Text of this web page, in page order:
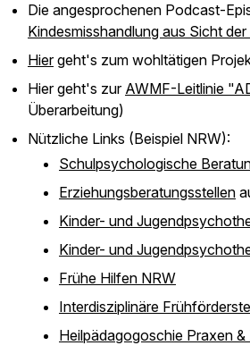
Die angesprochenen Podcast-
Kindesmisshandlung aus Sicht
Hiergeht's zum wohltätigen
Hier geht's zur AWMF-Leitlinie
Überarbeitung)
Nützliche Links (Beispiel NRW):
Schulpsychologische
Erziehungsberatungsstellen
Kinder- und
Kinder- und
Frühe Hilfen NRW
Interdisziplinäre
Heilpädagogoschie Praxen &